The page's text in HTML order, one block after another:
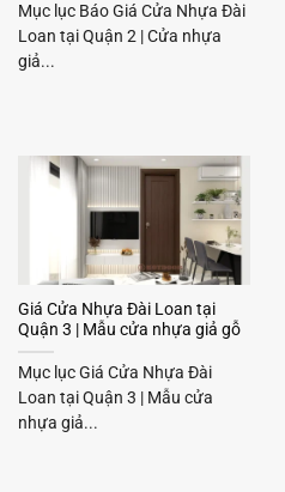
Mục lục Báo Giá Cửa Nhựa Đài
Loan tại Quận 2 | Cửa nhựa
giả...
Giá Cửa Nhựa Đài Loan tại
Quận 3 | Mẫu cửa nhựa giả gỗ
Mục lục Giá Cửa Nhựa Đài
Loan tại Quận 3 | Mẫu cửa
nhựa giả...